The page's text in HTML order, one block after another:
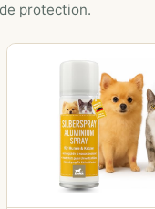
protection.